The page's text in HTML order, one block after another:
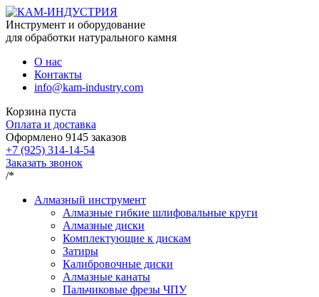
Инструмент и оборудование
для обработки натурального камня
О нас
Контакты
info@kam-industry.com
Корзина пуста
Оплата и доставка
Оформлено 9145 заказов
+7 (925) 314-14-54
Заказать звонок
/*
Алмазный инструмент
Алмазные гибкие шлифовальные круги
Алмазные диски
Комплектующие к дискам
Затиры
Калибровочные диски
Алмазные канаты
Пальчиковые фрезы ЧПУ